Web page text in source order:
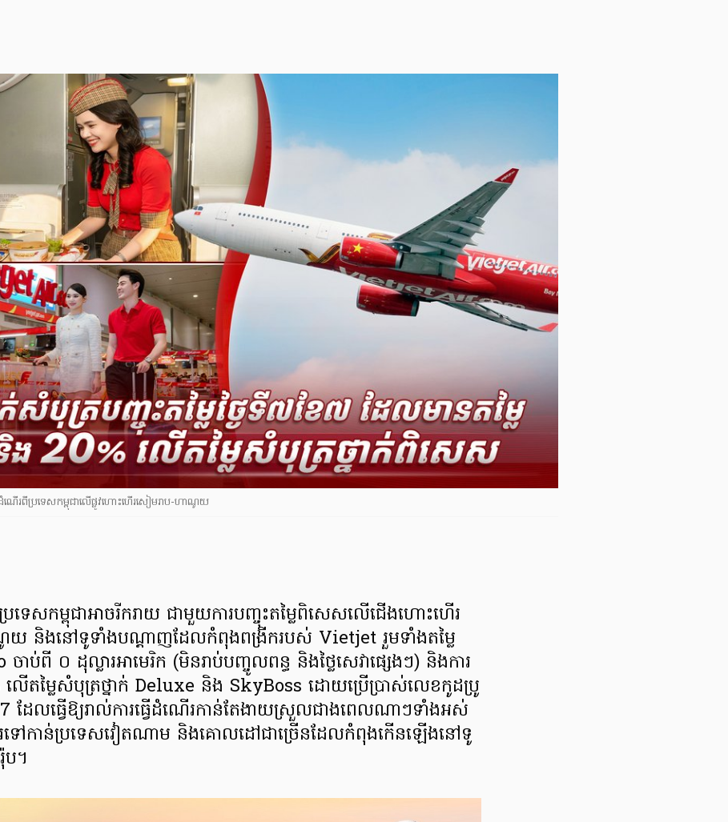
ើរពីប្រទេសកម្ពុជាលើផ្លូវហោះហើរសៀមរាប-ហាណូយ
ទេសកម្ពុជាអាចរីករាយ ជាមួយការបញ្ចុះតម្លៃពិសេសលើជើងហោះហើរ
និងនៅទូទាំងបណ្តាញដែលកំពុងពង្រីករបស់ Vietjet រួមទាំងតម្លៃ
ចាប់ពី ០ ដុល្លារអាមេរិក (មិនរាប់បញ្ចូលពន្ធ និងថ្លៃសេវាផ្សេងៗ) និងការ
លើតម្លៃសំបុត្រថ្នាក់ Deluxe និង SkyBoss ដោយប្រើប្រាស់លេខកូដប្រូ
ែលធ្វើឱ្យរាល់ការធ្វើដំណើរកាន់តែងាយស្រួលជាងពេលណាៗទាំងអស់
ើរទៅកាន់ប្រទេសវៀតណាម និងគោលដៅជាច្រើនដែលកំពុងកើនឡើងនៅទូ
ប។